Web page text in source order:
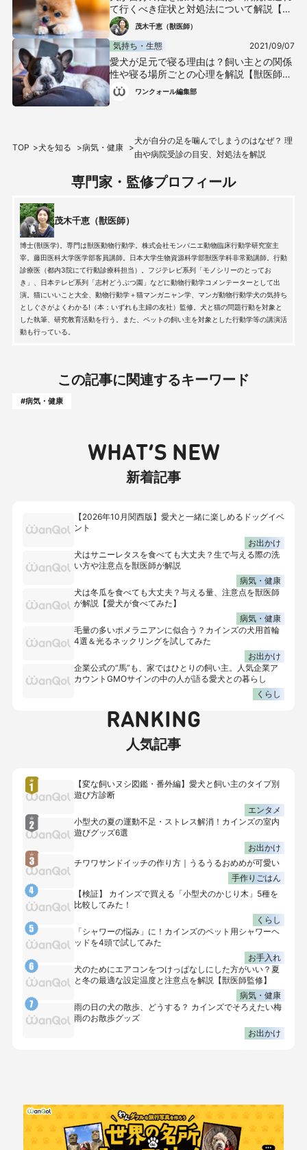
て行くべき症状と対処法について解説【獣
医師監修】茂木千恵（獣医師）
気持ち・生態 2021/09/07
愛犬が足元で寝る理由は？飼い主との関係
性や寝る場所ごとの心理を解説【獣医師監
修】
ワンクォール編集部
TOP 犬を知る 病気・健康
犬が自分の足を噛んでしまうのはなぜ？ 理
由や病院受診の目安、対処法を解説
専門家・監修プロフィール
茂木千恵（獣医師）
博士(獣医学)。専門は獣医動物行動学。株式会社モンパニエ動物臨床行動学研究室主
宰。藤田医科大学医学部客員講師。日本大学生物資源科学部獣医学科非常勤講師。行動
診療医（都内3院にて行動診療科担当）。フジテレビ系列「モノシリーのとってお
き」、日本テレビ系列「志村どうぶつ園」などに動物行動学コメンテーターとして出
演。猫にいいこと大全、動物行動学＋猫マンガニャン学、マンガ動物行動学犬の気持ち
としぐさがよくわかる!（本；いずれも主婦の友社）監修。犬と猫の問題行動を対象と
した執筆、研究教育活動を行う。また、ペットの飼い主を対象とした行動学等の講演活
動も行っている。
この記事に関連するキーワード
#病気・健康
WHAT’S NEW
新着記事
【2026年10月関西版】愛犬と一緒に楽しめるドッグイベ
ント
お出かけ
犬はサニーレタスを食べても大丈夫？生で与える際の洗
い方や注意点を獣医師が解説
病気・健康
犬は冬瓜を食べても大丈夫？与える量、注意点を獣医師
が解説【愛犬が食べてみた】
病気・健康
毛量の多いポメラニアンに似合う？カインズの犬用首輪
4選＆光るネックリングを試してみた
お出かけ
企業公式の“馬”も、家ではひとりの飼い主。人気企業ア
カウントGMOサインの中の人が語る愛犬との暮らし
くらし
RANKING
人気記事
【変な飼いヌシ図鑑・番外編】愛犬と飼い主のタイプ別
遊び方診断
エンタメ
小型犬の夏の運動不足・ストレス解消！カインズの室内
遊びグッズ6選
お出かけ
チワワサンドイッチの作り方｜うるうるおめめが可愛い
手作りごはん
【検証】 カインズで買える「小型犬のかじり木」5種を
比較してみた！
くらし
「シャワーの悩み」に！カインズのペット用シャワーヘ
ッドを4頭で試してみた
お手入れ
犬のためにエアコンをつけっぱなしにした方がいい？夏
と冬の最適な設定温度と注意点を解説【獣医師監修】
病気・健康
雨の日の犬の散歩、どうする？ カインズでそろえたい梅
雨のお散歩グッズ
お出かけ